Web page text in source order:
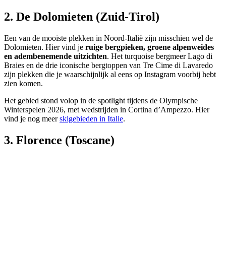
2. De Dolomieten (Zuid-Tirol)
Een van de mooiste plekken in Noord-Italië zijn misschien wel de
Dolomieten. Hier vind je ruige bergpieken, groene alpenweides
en adembenemende uitzichten. Het turquoise bergmeer Lago di
Braies en de drie iconische bergtoppen van Tre Cime di Lavaredo
zijn plekken die je waarschijnlijk al eens op Instagram voorbij hebt
zien komen.
Het gebied stond volop in de spotlight tijdens de Olympische
Winterspelen 2026, met wedstrijden in Cortina d’Ampezzo. Hier
vind je nog meerskigebieden in Italie.
3. Florence (Toscane)